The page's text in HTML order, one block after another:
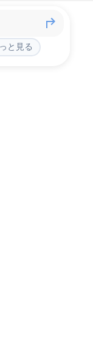
と見る